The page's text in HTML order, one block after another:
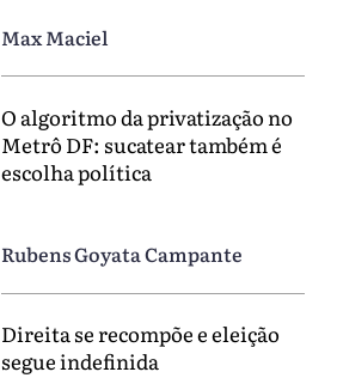
Max Maciel
O algoritmo da privatização no
Metrô DF: sucatear também é
escolha política
Rubens Goyata Campante
Direita se recompõe e eleição
segue indefinida